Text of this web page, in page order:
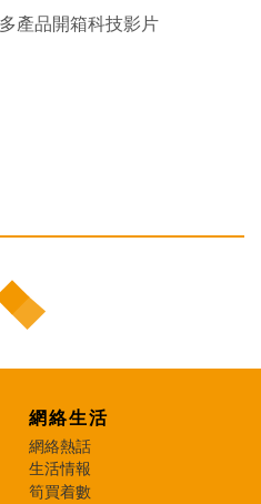
產品開箱科技影片
網絡生活
網絡熱話
生活情報
筍買着數